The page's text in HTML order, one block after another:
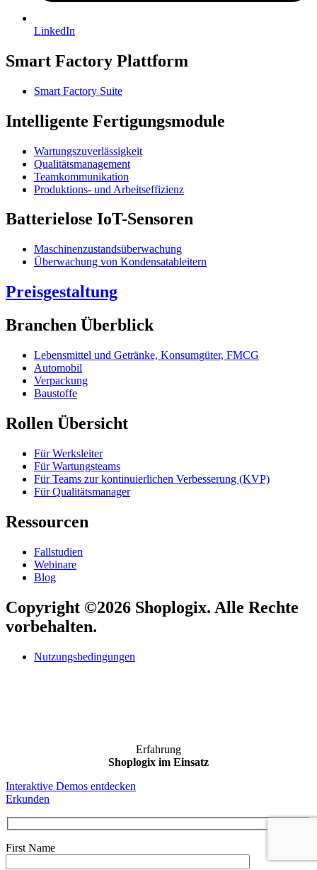
LinkedIn
Smart Factory Plattform
Smart Factory Suite
Intelligente Fertigungsmodule
Wartungszuverlässigkeit
Qualitätsmanagement
Teamkommunikation
Produktions- und Arbeitseffizienz
Batterielose IoT-Sensoren
Maschinenzustandsüberwachung
Überwachung von Kondensatableitern
Preisgestaltung
Branchen Überblick
Lebensmittel und Getränke, Konsumgüter, FMCG
Automobil
Verpackung
Baustoffe
Rollen Übersicht
Für Werksleiter
Für Wartungsteams
Für Teams zur kontinuierlichen Verbesserung (KVP)
Für Qualitätsmanager
Ressourcen
Fallstudien
Webinare
Blog
Copyright ©2026 Shoplogix. Alle Rechte
vorbehalten.
Nutzungsbedingungen
Erfahrung
Shoplogix im Einsatz
Interaktive Demos entdecken
Erkunden
First Name